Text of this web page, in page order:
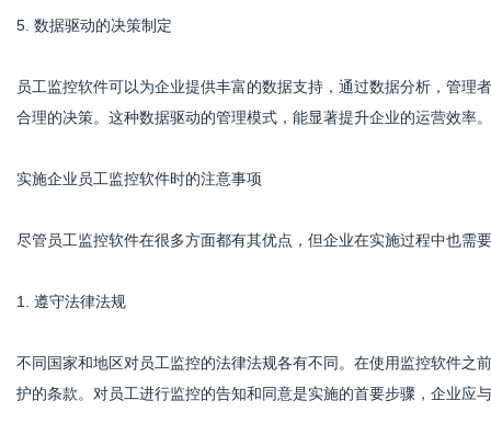
5. 数据驱动的决策制定
员工监控软件可以为企业提供丰富的数据支持，通过数据分析，管理
合理的决策。这种数据驱动的管理模式，能显著提升企业的运营效率。
实施企业员工监控软件时的注意事项
尽管员工监控软件在很多方面都有其优点，但企业在实施过程中也需
1. 遵守法律法规
不同国家和地区对员工监控的法律法规各有不同。在使用监控软件之
护的条款。对员工进行监控的告知和同意是实施的首要步骤，企业应